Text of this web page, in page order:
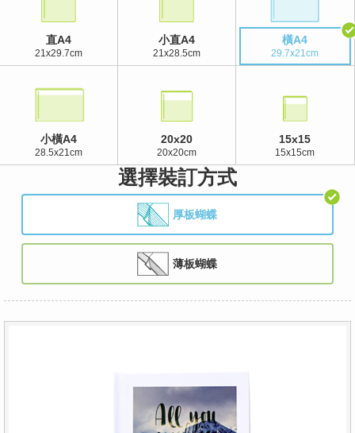
直A4
21x29.7cm
小直A4
21x28.5cm
橫A4
29.7x21cm
小橫A4
28.5x21cm
20x20
20x20cm
15x15
15x15cm
選擇裝訂方式
厚板蝴蝶
薄板蝴蝶